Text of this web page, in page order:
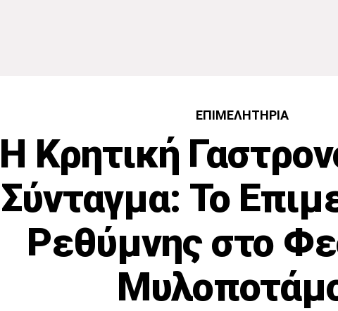
ΕΠΙΜΕΛΗΤΉΡΙΑ
Η Κρητική
Σύνταγμα: Το
Ρεθύμνης στο